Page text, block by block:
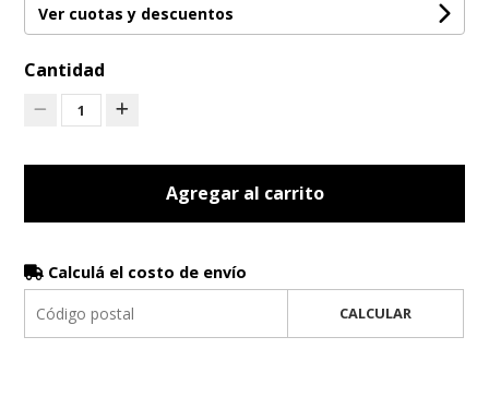
Ver cuotas y descuentos
Cantidad
1
Agregar al carrito
Calculá el costo de envío
CALCULAR